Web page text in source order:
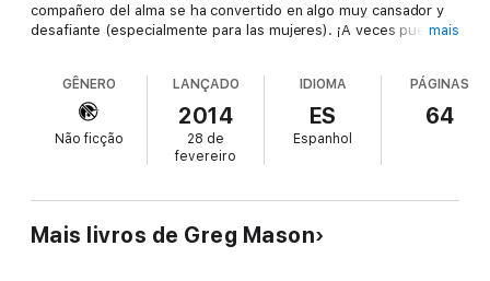
compañero del alma se ha convertido en algo muy cansador y
desafiante (especialmente para las mujeres). ¡A veces puede
los hombres con los que salen están atascados en su infancia y
no asumen la responsabilidad de sus vidas. Muchas mujeres
también tienen dificultades con los hombres que no las
respetan, que ignoran sus necesidades y rompen sus
Pero antes seguir adelante, honestamente hazte estas
preguntas.
mais
GÊNERO
Não ficção
LANÇADO
2014
28 de
fevereiro
IDIOMA
ES
Espanhol
PÁGINAS
64
Mais livros de Greg Mason